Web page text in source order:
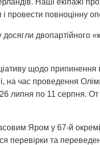
Наші екіпажі
і провести повноцінну
двопартійного
щодо припинення
на час проведення
липня по 11 серпня.
Яром у 67-й
перевірки та